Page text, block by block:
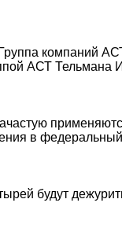
компаний
АСТ Тельмана
в
будут